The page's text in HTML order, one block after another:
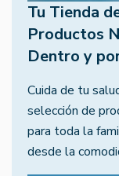
Tu Tienda
Productos
Dentro y
Cuida de tu
selección de
para toda la
desde la